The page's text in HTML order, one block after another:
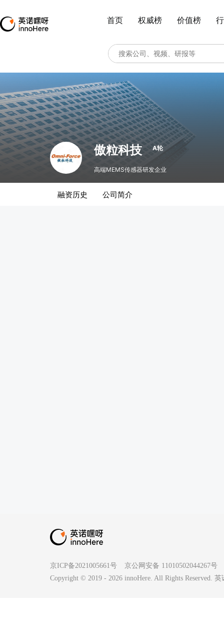
首页 权威榜 价值榜
傲粒科技 A轮
高端MEMS传感器研发企业
融资历史 公司简介
京ICP备2021005661号
京公网安备 11010502044267号
Copyright © 2019 - 2026 innoHere. All Rights Reserved.